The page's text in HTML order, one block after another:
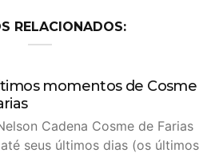
RELACIONADOS:
momentos de Cosme
Cadena Cosme de Farias
seus últimos dias (os últimos